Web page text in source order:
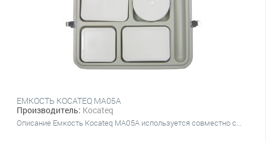
ЕМКОСТЬ KOCATEQ MA05A
Производитель: Kocateq
Описание Емкость Kocateq MA05A используется совместно с...